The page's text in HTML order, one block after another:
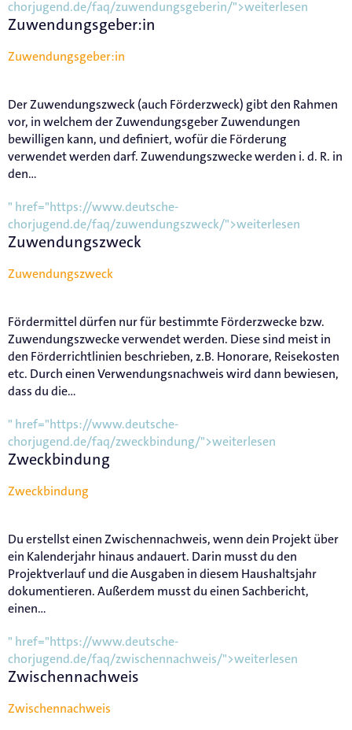
Zuwendungsgeber:in
Zuwendungsgeber:in
chorjugend.de/faq/zuwendungsgeberin/">weiterlesen
Zuwendungszweck
Der Zuwendungszweck (auch Förderzweck) gibt den Rahmen
vor, in welchem der Zuwendungsgeber Zuwendungen
bewilligen kann, und definiert, wofür die Förderung
verwendet werden darf. Zuwendungszwecke werden i. d. R. in
den...
Zuwendungszweck
" href="https://www.deutsche-
chorjugend.de/faq/zuwendungszweck/">weiterlesen
Zweckbindung
Fördermittel dürfen nur für bestimmte Förderzwecke bzw.
Zuwendungszwecke verwendet werden. Diese sind meist in
den Förderrichtlinien beschrieben, z.B. Honorare, Reisekosten
etc. Durch einen Verwendungsnachweis wird dann bewiesen,
dass du die...
Zweckbindung
" href="https://www.deutsche-
chorjugend.de/faq/zweckbindung/">weiterlesen
Zwischennachweis
Du erstellst einen Zwischennachweis, wenn dein Projekt über
ein Kalenderjahr hinaus andauert. Darin musst du den
Projektverlauf und die Ausgaben in diesem Haushaltsjahr
dokumentieren. Außerdem musst du einen Sachbericht,
einen...
Zwischennachweis
" href="https://www.deutsche-
chorjugend.de/faq/zwischennachweis/">weiterlesen